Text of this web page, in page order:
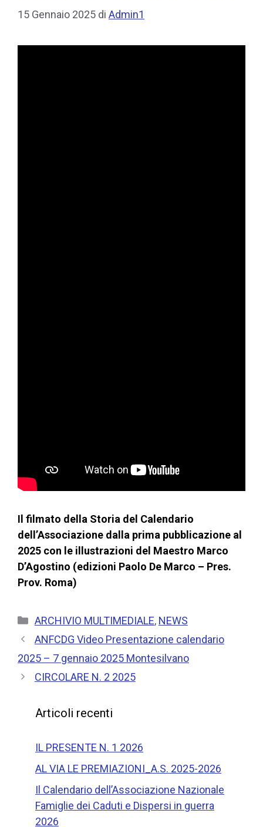
15 Gennaio 2025 di Admin1
Il filmato della Storia del Calendario
dell’Associazione dalla prima pubblicazione al
2025 con le illustrazioni del Maestro Marco
D’Agostino (edizioni Paolo De Marco – Pres.
Prov. Roma)
ARCHIVIO MULTIMEDIALE, NEWS
ANFCDG Video Presentazione calendario
2025 – 7 gennaio 2025 Montesilvano
CIRCOLARE N. 2 2025
Articoli recenti
IL PRESENTE N. 1 2026
AL VIA LE PREMIAZIONI_A.S. 2025-2026
Il Calendario dell’Associazione Nazionale
Famiglie dei Caduti e Dispersi in guerra
2026